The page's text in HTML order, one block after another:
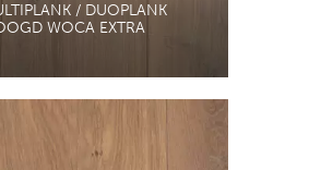
/ DUOPLANK
WOCA EXTRA